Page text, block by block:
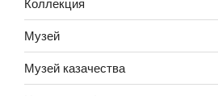
Музей
Музей казачества